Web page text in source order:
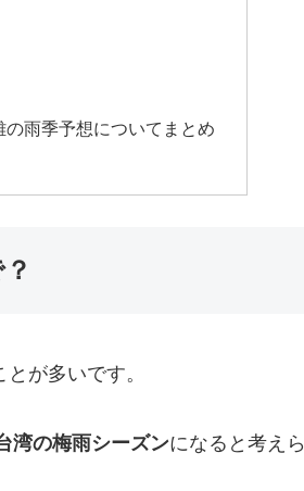
雨季予想についてまとめ
が多いです。
湾の梅雨シーズンになると考えら